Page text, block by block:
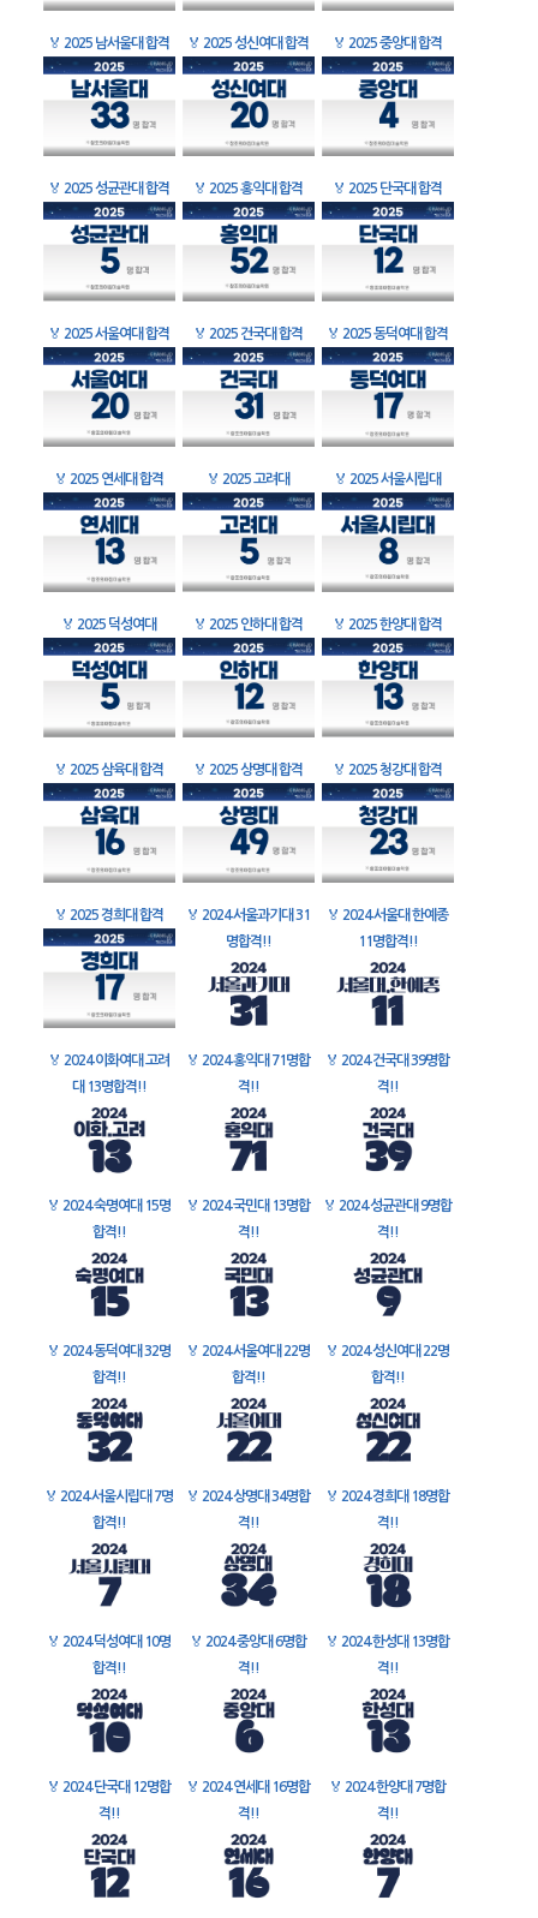
🏅 2025 남서울대 합격 🏅 2025 성신여대 합격 🏅 2025 중앙대 합격
🏅 2025 성균관대 합격 🏅 2025 홍익대 합격 🏅 2025 단국대 합격
🏅 2025 서울여대 합격 🏅 2025 건국대 합격 🏅 2025 동덕여대 합격
🏅 2025 연세대 합격 🏅 2025 고려대 🏅 2025 서울시립대
🏅 2025 덕성여대 🏅 2025 인하대 합격 🏅 2025 한양대 합격
🏅 2025 삼육대 합격 🏅 2025 상명대 합격 🏅 2025 청강대 합격
🏅 2025 경희대 합격 🏅 2024 서울과기대 31
명합격!!
🏅 2024 서울대 한예종
11명합격!!
🏅 2024 이화여대 고려
대 13명합격!!
🏅 2024 홍익대 71명합
격!!
🏅 2024 건국대 39명합
격!!
🏅 2024 숙명여대 15명
합격!!
🏅 2024 국민대 13명합
격!!
🏅 2024 성균관대 9명합
격!!
🏅 2024 동덕여대 32명
합격!!
🏅 2024 서울여대 22명
합격!!
🏅 2024 성신여대 22명
합격!!
🏅 2024 서울시립대 7명
합격!!
🏅 2024 상명대 34명합
격!!
🏅 2024 경희대 18명합
격!!
🏅 2024 덕성여대 10명
합격!!
🏅 2024 중앙대 6명합
격!!
🏅 2024 한성대 13명합
격!!
🏅 2024 단국대 12명합
격!!
🏅 2024 연세대 16명합
격!!
🏅 2024 한양대 7명합
격!!